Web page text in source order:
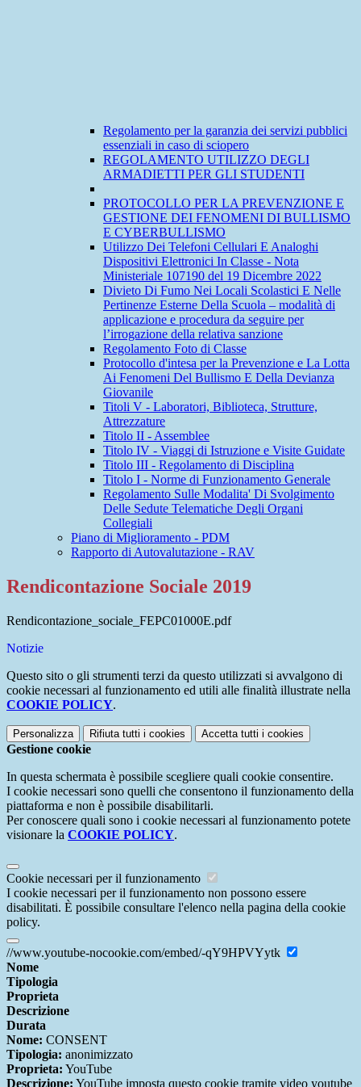
Regolamento per la garanzia dei servizi pubblici
essenziali in caso di sciopero
REGOLAMENTO UTILIZZO DEGLI
ARMADIETTI PER GLI STUDENTI
PROTOCOLLO PER LA PREVENZIONE E
GESTIONE DEI FENOMENI DI BULLISMO
E CYBERBULLISMO
Utilizzo Dei Telefoni Cellulari E Analoghi
Dispositivi Elettronici In Classe - Nota
Ministeriale 107190 del 19 Dicembre 2022
Divieto Di Fumo Nei Locali Scolastici E Nelle
Pertinenze Esterne Della Scuola – modalità di
applicazione e procedura da seguire per
l’irrogazione della relativa sanzione
Regolamento Foto di Classe
Protocollo d'intesa per la Prevenzione e La Lotta
Ai Fenomeni Del Bullismo E Della Devianza
Giovanile
Titoli V - Laboratori, Biblioteca, Strutture,
Attrezzature
Titolo II - Assemblee
Titolo IV - Viaggi di Istruzione e Visite Guidate
Titolo III - Regolamento di Disciplina
Titolo I - Norme di Funzionamento Generale
Regolamento Sulle Modalita' Di Svolgimento
Delle Sedute Telematiche Degli Organi
Collegiali
Piano di Miglioramento - PDM
Rapporto di Autovalutazione - RAV
Rendicontazione Sociale 2019
Rendicontazione_sociale_FEPC01000E.pdf
Notizie
Questo sito o gli strumenti terzi da questo utilizzati si avvalgono di
cookie necessari al funzionamento ed utili alle finalità illustrate nella
COOKIE POLICY.
Personalizza Rifiuta tutti i cookies Accetta tutti i cookies
Gestione cookie
In questa schermata è possibile scegliere quali cookie consentire.
I cookie necessari sono quelli che consentono il funzionamento della
piattaforma e non è possibile disabilitarli.
Per conoscere quali sono i cookie necessari al funzionamento potete
visionare la COOKIE POLICY.
Cookie necessari per il funzionamento
I cookie necessari per il funzionamento non possono essere
disabilitati. È possibile consultare l'elenco nella pagina della cookie
policy.
//www.youtube-nocookie.com/embed/-qY9HPVYytk
Nome
Tipologia
Proprieta
Descrizione
Durata
Nome: CONSENT
Tipologia: anonimizzato
Proprieta: YouTube
Descrizione: YouTube imposta questo cookie tramite video youtube